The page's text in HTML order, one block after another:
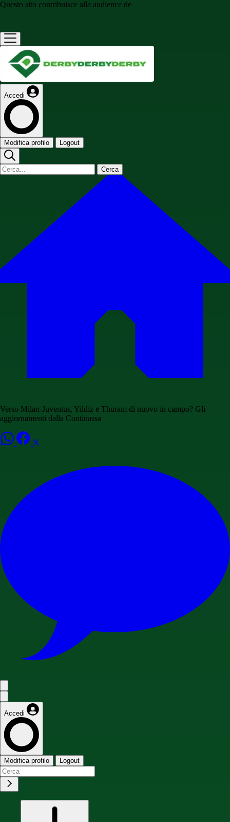
Questo sito contribuisce alla audience de
Accedi
Modifica profilo Logout
Cerca
Verso Milan-Juventus, Yildiz e Thuram di nuovo in campo? Gli
aggiornamenti dalla Continassa
Accedi
Modifica profilo Logout